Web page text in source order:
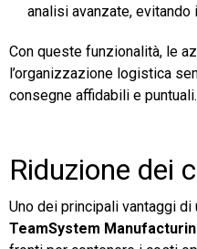
analisi avanzate,
Con queste funzionalità, le
l’organizzazione logistica
consegne affidabili e puntuali.
Riduzione dei
Uno dei principali vantaggi
TeamSystem